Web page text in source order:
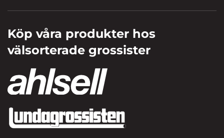
Köp våra produkter hos
välsorterade grossister